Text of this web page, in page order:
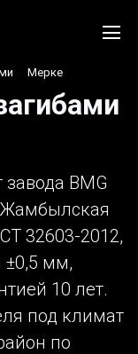
› Мерке
BMG
32603-2012,
±0,5 мм,
10 лет.
под климат
по